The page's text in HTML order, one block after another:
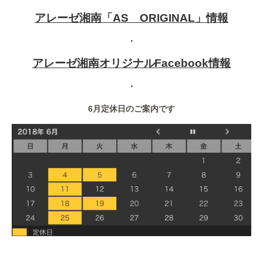
アレーゼ湘南「AS ORIGINAL」情報
・
アレーゼ湘南オリジナルFacebook情報
・
6月定休日のご案内です